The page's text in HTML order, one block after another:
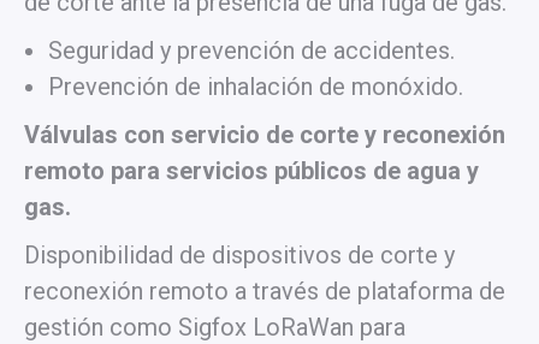
Seguridad y prevención de accidentes.
Prevención de inhalación de monóxido.
Válvulas con servicio de corte y reconexión
remoto para servicios públicos de agua y
gas.
Disponibilidad de dispositivos de corte y
reconexión remoto a través de plataforma de
gestión como Sigfox LoRaWan para